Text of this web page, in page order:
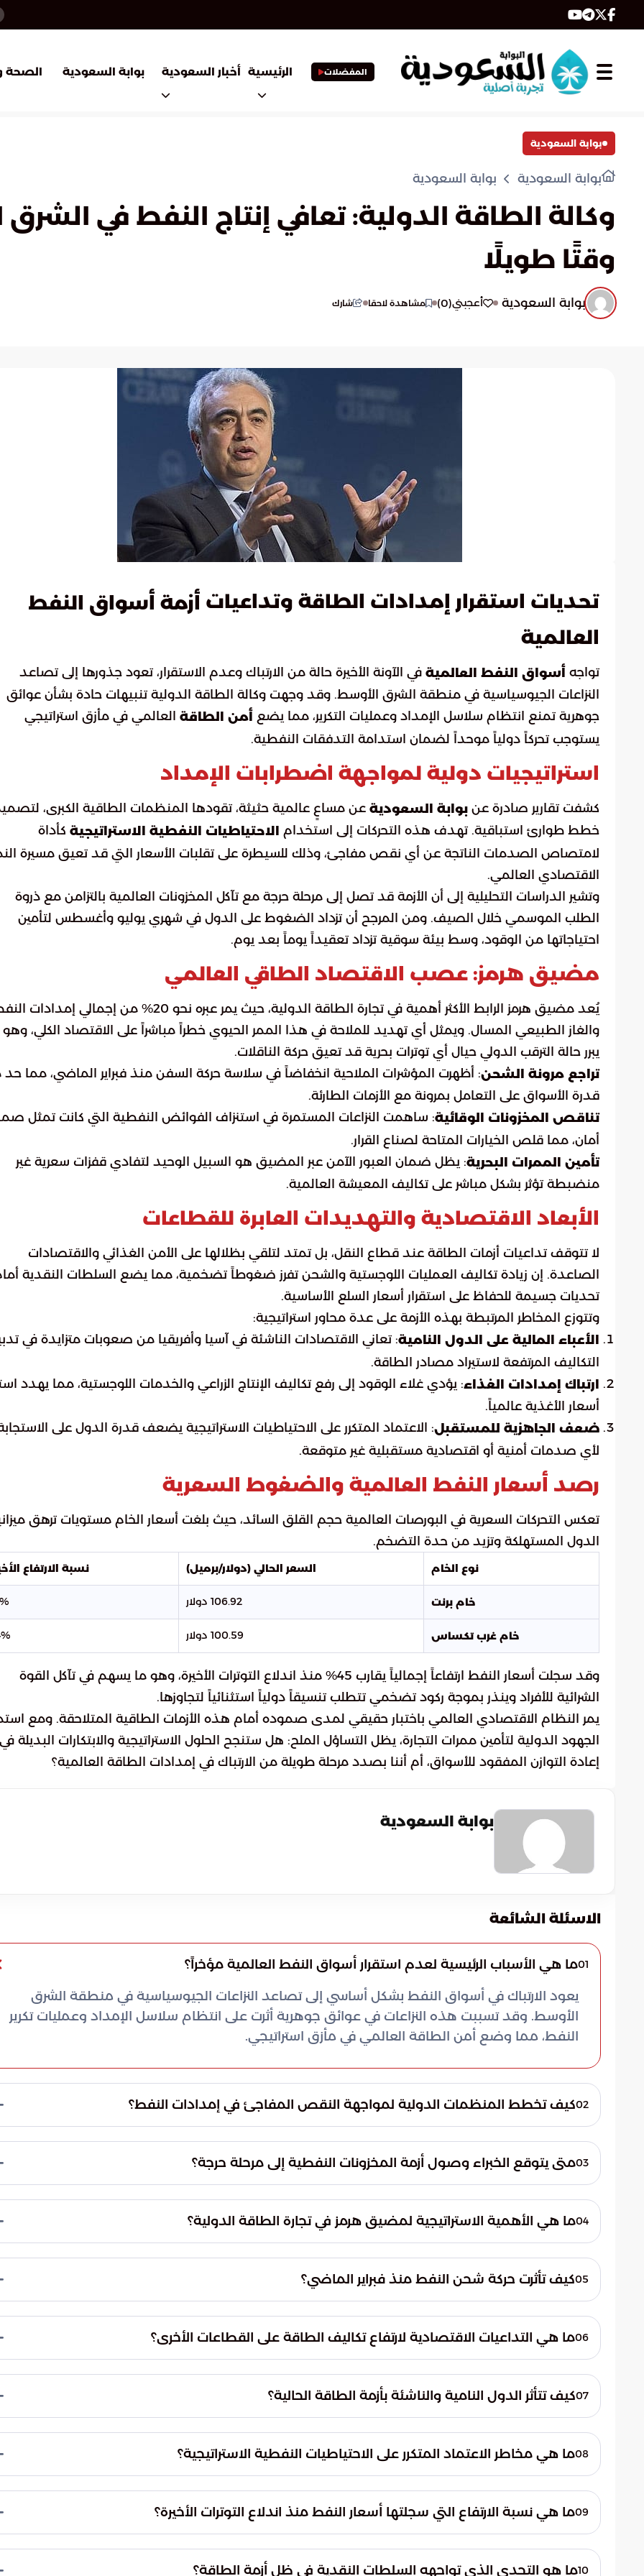
المفضلات الرئيسية أخبار السعودية بوابة السعودية الصحة
بوابة السعودية
بوابة السعودية بوابة السعودية
وكالة الطاقة الدولية: تعافي إنتاج النفط في
وقتًا طويلًا
بوابة السعودية أعجبني(
0
) مشاهدة لاحقا شارك
تحديات استقرار إمدادات الطاقة وتداعيات أزمة أسواق النفط
العالمية
تواجه أسواق النفط العالمية في الآونة الأخيرة حالة من الارتباك وعدم الاستقرار، تعود جذورها إلى تصاعد
النزاعات الجيوسياسية في منطقة الشرق الأوسط. وقد وجهت وكالة الطاقة الدولية تنبيهات حادة بشأن عوائق
جوهرية تمنع انتظام سلاسل الإمداد وعمليات التكرير، مما يضع أمن الطاقة العالمي في مأزق استراتيجي
يستوجب تحركاً دولياً موحداً لضمان استدامة التدفقات النفطية.
استراتيجيات دولية لمواجهة اضطرابات الإمداد
كشفت تقارير صادرة عن بوابة السعودية عن مساعٍ عالمية حثيثة، تقودها المنظمات الطاقية الكبرى،
خطط طوارئ استباقية. تهدف هذه التحركات إلى استخدام
الاحتياطيات النفطية الاستراتيجية كأداة
لامتصاص الصدمات الناتجة عن أي نقص مفاجئ، وذلك للسيطرة على تقلبات الأسعار التي قد تعيق مسيرة
الاقتصادي العالمي.
وتشير الدراسات التحليلية إلى أن الأزمة قد تصل إلى مرحلة حرجة مع تآكل المخزونات العالمية بالتزامن مع ذروة
الطلب الموسمي خلال الصيف. ومن المرجح أن تزداد الضغوط على الدول في شهري يوليو وأغسطس لتأمين
احتياجاتها من الوقود، وسط بيئة سوقية تزداد تعقيداً يوماً بعد يوم.
مضيق هرمز: عصب الاقتصاد الطاقي العالمي
يُعد مضيق هرمز الرابط الأكثر أهمية في تجارة الطاقة الدولية، حيث يمر عبره نحو 20% من إجمالي إمدادات
والغاز الطبيعي المسال. ويمثل أي تهديد للملاحة في هذا الممر الحيوي خطراً مباشراً على الاقتصاد الكلي، وهو
يبرر حالة الترقب الدولي حيال أي توترات بحرية قد تعيق حركة الناقلات.
تراجع مرونة الشحن: أظهرت المؤشرات الملاحية انخفاضاً في سلاسة حركة السفن منذ فبراير الماضي، مما
قدرة الأسواق على التعامل بمرونة مع الأزمات الطارئة.
تناقص المخزونات الوقائية: ساهمت النزاعات المستمرة في استنزاف الفوائض النفطية التي كانت تمثل
أمان، مما قلص الخيارات المتاحة لصناع القرار.
تأمين الممرات البحرية: يظل ضمان العبور الآمن عبر المضيق هو السبيل الوحيد لتفادي قفزات سعرية غير
منضبطة تؤثر بشكل مباشر على تكاليف المعيشة العالمية.
الأبعاد الاقتصادية والتهديدات العابرة للقطاعات
لا تتوقف تداعيات أزمات الطاقة عند قطاع النقل، بل تمتد لتلقي بظلالها على الأمن الغذائي والاقتصادات
الصاعدة. إن زيادة تكاليف العمليات اللوجستية والشحن تفرز ضغوطاً تضخمية، مما يضع السلطات النقدية
تحديات جسيمة للحفاظ على استقرار أسعار السلع الأساسية.
وتتوزع المخاطر المرتبطة بهذه الأزمة على عدة محاور استراتيجية:
الأعباء المالية على الدول النامية: تعاني الاقتصادات الناشئة في آسيا وأفريقيا من صعوبات متزايدة في
التكاليف المرتفعة لاستيراد مصادر الطاقة.
ارتباك إمدادات الغذاء: يؤدي غلاء الوقود إلى رفع تكاليف الإنتاج الزراعي والخدمات اللوجستية، مما يهدد
أسعار الأغذية عالمياً.
ضعف الجاهزية للمستقبل: الاعتماد المتكرر على الاحتياطيات الاستراتيجية يضعف قدرة الدول على
لأي صدمات أمنية أو اقتصادية مستقبلية غير متوقعة.
رصد أسعار النفط العالمية والضغوط السعرية
تعكس التحركات السعرية في البورصات العالمية حجم القلق السائد، حيث بلغت أسعار الخام مستويات ترهق
الدول المستهلكة وتزيد من حدة التضخم.
نوع الخام السعر الحالي (دولار/برميل) نسبة الارتفاع
خام برنت 106.92 دولار
خام غرب تكساس 100.59 دولار
وقد سجلت أسعار النفط ارتفاعاً إجمالياً يقارب 45% منذ اندلاع التوترات الأخيرة، وهو ما يسهم في تآكل القوة
الشرائية للأفراد وينذر بموجة ركود تضخمي تتطلب تنسيقاً دولياً استثنائياً لتجاوزها.
يمر النظام الاقتصادي العالمي باختبار حقيقي لمدى صموده أمام هذه الأزمات الطاقية المتلاحقة. ومع
الجهود الدولية لتأمين ممرات التجارة، يظل التساؤل الملح: هل ستنجح الحلول الاستراتيجية والابتكارات البديلة في
إعادة التوازن المفقود للأسواق، أم أننا بصدد مرحلة طويلة من الارتباك في إمدادات الطاقة العالمية؟
بوابة السعودية
الاسئلة الشائعة
01ما هي الأسباب الرئيسية لعدم استقرار أسواق النفط العالمية مؤخراً؟
يعود الارتباك في أسواق النفط بشكل أساسي إلى تصاعد النزاعات الجيوسياسية في منطقة الشرق
الأوسط. وقد تسببت هذه النزاعات في عوائق جوهرية أثرت على انتظام سلاسل الإمداد وعمليات تكرير
النفط، مما وضع أمن الطاقة العالمي في مأزق استراتيجي.
02كيف تخطط المنظمات الدولية لمواجهة النقص المفاجئ في إمدادات النفط؟
الاحتياطيات النفطية الاستراتيجية. تهدف هذه الخطط إلى امتصاص الصدمات الناتجة عن أي نقص
مفاجئ، وذلك للسيطرة على تقلبات الأسعار وضمان استمرار النمو الاقتصادي العالمي.
03متى يتوقع الخبراء وصول أزمة المخزونات النفطية إلى مرحلة حرجة؟
ويعزى ذلك إلى تآكل المخزونات العالمية بالتزامن مع ارتفاع الطلب الموسمي، مما يزيد الضغوط على
الدول لتأمين احتياجاتها من الوقود.
04ما هي الأهمية الاستراتيجية لمضيق هرمز في تجارة الطاقة الدولية؟
إمدادات النفط والغاز الطبيعي المسال. وأي تهديد للملاحة في هذا الممر الحيوي يمثل خطراً مباشراً
على استقرار الاقتصاد الكلي العالمي.
05كيف تأثرت حركة شحن النفط منذ فبراير الماضي؟
حد من قدرة الأسواق العالمية على التعامل بفعالية مع الأزمات الطارئة، وأدى إلى تناقص المخزونات
الوقائية التي كانت تعمل كصمام أمان.
06ما هي التداعيات الاقتصادية لارتفاع تكاليف الطاقة على القطاعات الأخرى؟
اللوجستية والشحن ترفع من تكاليف الإنتاج الزراعي، مما يؤدي إلى ضغوط تضخمية تهدد استقرار
أسعار السلع الأساسية والأغذية عالمياً.
07كيف تتأثر الدول النامية والناشئة بأزمة الطاقة الحالية؟
لاستيراد الطاقة. هذا الارتفاع يستنزف ميزانياتها ويضعف قدرتها على الاستجابة للصدمات الاقتصادية،
مما يعيق مسيرة نموها وتنميتها.
08ما هي مخاطر الاعتماد المتكرر على الاحتياطيات النفطية الاستراتيجية؟
للدول. فاستنزاف هذه الفوائض يقلل من الخيارات المتاحة لصناع القرار في مواجهة أي صدمات أمنية
أو اقتصادية غير متوقعة قد تحدث في المستقبل.
09ما هي نسبة الارتفاع التي سجلتها أسعار النفط منذ اندلاع التوترات الأخيرة؟
10ما هو التحدي الذي تواجهه السلطات النقدية في ظل أزمة الطاقة؟